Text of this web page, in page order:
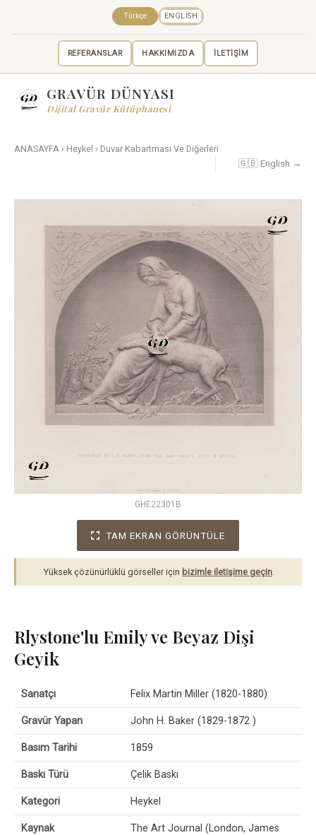
REFERANSLAR HAKKIMIZDA İLETİŞİM
Türkçe ENGLISH
GRAVÜR DÜNYASI
Dijital Gravür Kütüphanesi
ANASAYFA › Heykel › Duvar Kabartması Ve Diğerleri
🇬🇧 English →
GHE22301B
TAM EKRAN GÖRÜNTÜLE
Yüksek çözünürlüklü görseller için bizimle iletişime geçin.
Rlystone'lu Emily ve Beyaz Dişi
Geyik
Sanatçı Felix Martin Miller (1820-1880)
Gravür Yapan John H. Baker (1829-1872 )
Basım Tarihi 1859
Baskı Türü Çelik Baskı
Kategori Heykel
Kaynak
The Art Journal (London, James